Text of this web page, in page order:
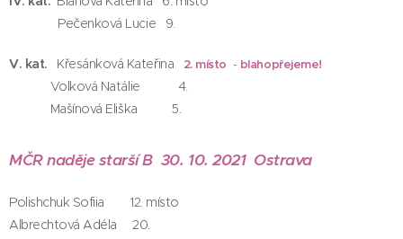
Pečenková Lucie 9.
V. kat. Křesánková Kateřina 2. místo - blahopřejeme!
Volková Natálie 4.
Mašínová Eliška 5.
MČR naděje starší B 30. 10. 2021 Ostrava
Polishchuk Sofiia 12. místo
Albrechtová Adéla 20.